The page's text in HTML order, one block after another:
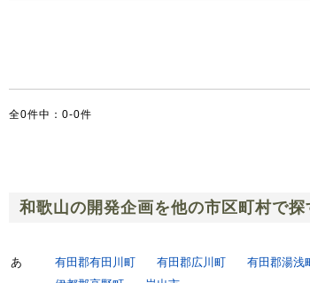
全0件中：0-0件
和歌山の開発企画を他の市区町村で探
あ 有田郡有田川町 有田郡広川町 有田郡湯浅